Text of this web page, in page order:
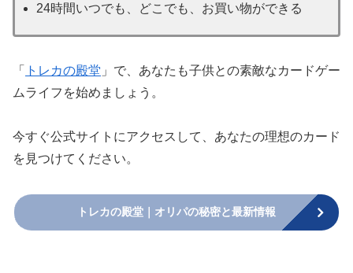
24時間いつでも、どこでも、お買い物ができる
「 トレカの殿堂 」で、あなたも子供との素敵なカードゲー
ムライフを始めましょう。
今すぐ公式サイトにアクセスして、あなたの理想のカード
を見つけてください。
トレカの殿堂｜オリパの秘密と最新情報